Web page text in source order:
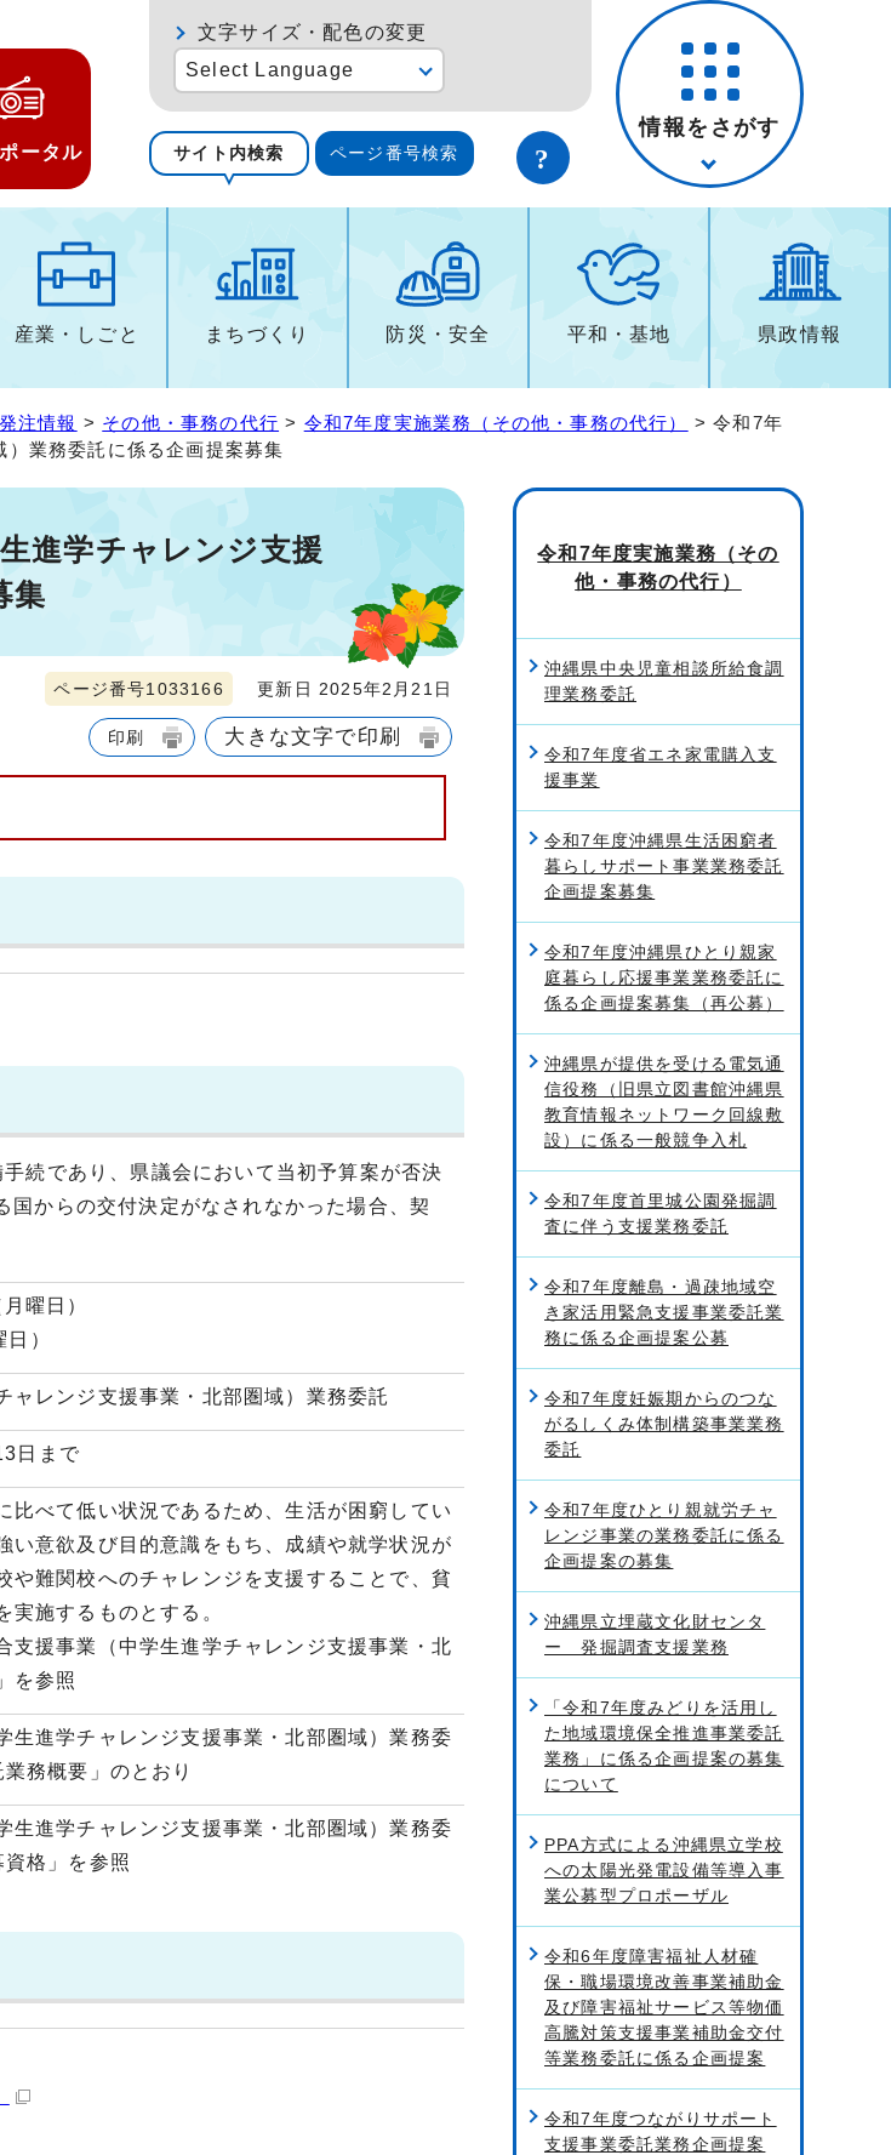
ータル
文字サイズ・配色の変更
Select Language
サイト内検索 ページ番号検索
情報をさがす
産業・しごと まちづくり 防災・安全 平和・基地 県政情報
注情報 > その他・事務の代行 > 令和7年度実施業務（その他・事務の代行）
> 令和7年
業務委託に係る企画提案募集
進学チャレンジ支援
集
ページ番号1033166 更新日 2025年2月21日
印刷 大きな文字で印刷
続であり、県議会において当初予算案が否決
からの交付決定がなされなかった場合、契
曜日）
）
ャレンジ支援事業・北部圏域）業務委託
日まで
べて低い状況であるため、生活が困窮してい
い意欲及び目的意識をもち、成績や就学状況が
や難関校へのチャレンジを支援することで、貧
実施するものとする。
援事業（中学生進学チャレンジ支援事業・北
を参照
進学チャレンジ支援事業・北部圏域）業務委
務概要」のとおり
進学チャレンジ支援事業・北部圏域）業務委
格」を参照
令和7年度実施業務（その
他・事務の代行）
沖縄県中央児童相談所給食調
理業務委託
令和7年度省エネ家電購入支
援事業
令和7年度沖縄県生活困窮者
暮らしサポート事業業務委託
企画提案募集
令和7年度沖縄県ひとり親家
庭暮らし応援事業業務委託に
係る企画提案募集（再公募）
沖縄県が提供を受ける電気通
信役務（旧県立図書館沖縄県
教育情報ネットワーク回線敷
設）に係る一般競争入札
令和7年度首里城公園発掘調
査に伴う支援業務委託
令和7年度離島・過疎地域空
き家活用緊急支援事業委託業
務に係る企画提案公募
令和7年度妊娠期からのつな
がるしくみ体制構築事業業務
委託
令和7年度ひとり親就労チャ
レンジ事業の業務委託に係る
企画提案の募集
沖縄県立埋蔵文化財センタ
ー 発掘調査支援業務
「令和7年度みどりを活用し
た地域環境保全推進事業委託
業務」に係る企画提案の募集
について
PPA方式による沖縄県立学校
への太陽光発電設備等導入事
業公募型プロポーザル
令和6年度障害福祉人材確
保・職場環境改善事業補助金
及び障害福祉サービス等物価
高騰対策支援事業補助金交付
等業務委託に係る企画提案
令和7年度つながりサポート
支援事業委託業務企画提案